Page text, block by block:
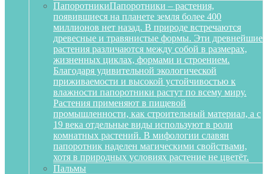
ПапоротникиПапоротники – растения,
появившиеся на планете земля более 400
миллионов нет назад. В природе встречаются
древесные и травянистые формы. Эти древнейшие
растения различаются между собой в размерах,
жизненных циклах, формами и строением.
Благодаря удивительной экологической
приживаемости и высокой устойчивостью к
влажности папоротники растут по всему миру.
Растения применяют в пищевой
промышленности, как строительный материал, а с
19 века отдельные виды используют в роли
комнатных растений. В мифологии славян
папоротник наделен магическими свойствами,
хотя в природных условиях растение не цветёт.
Пальмы